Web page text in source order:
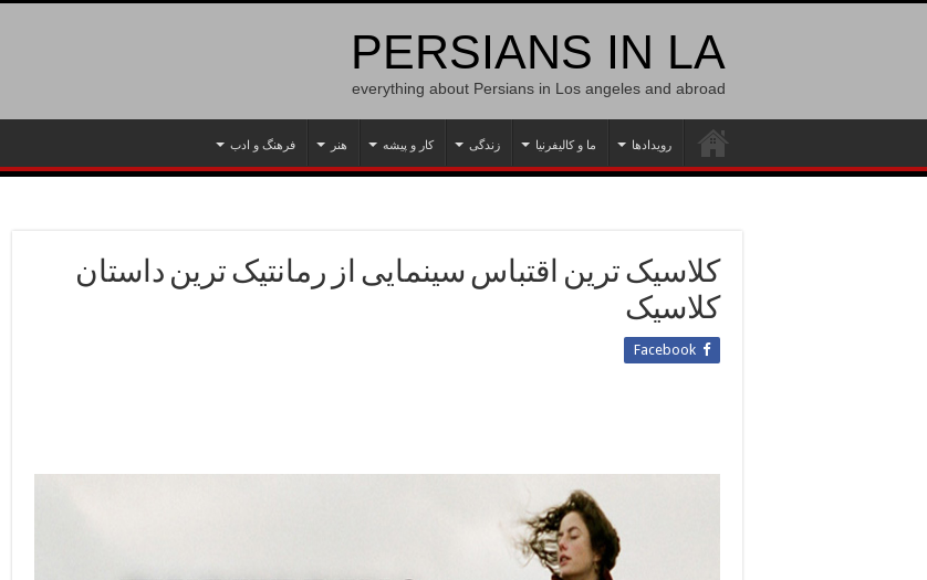
PERSIANS IN LA
everything about Persians in Los angeles and abroad
رویدادها ما و کالیفرنیا زندگی کار و پیشه هنر فرهنگ و ادب
کلاسیک ترین اقتباس سینمایی از رمانتیک ترین داستان
کلاسیک
Facebook